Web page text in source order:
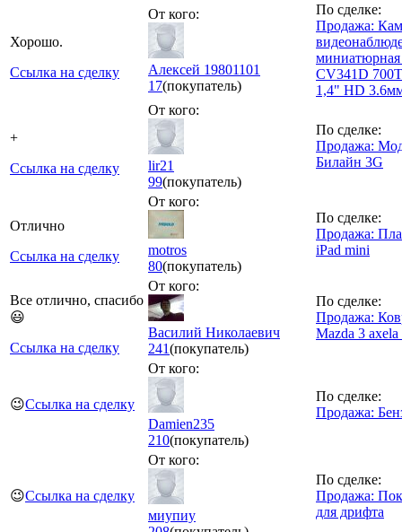
Хорошо.
Ссылка на сделку
От кого:
Алексей 19801101
17(покупатель)
По сделке:
Продажа:
миниатюрная
CV341D
1,4" HD
+
Ссылка на сделку
От кого:
lir21
99(покупатель)
По сделке:
Продажа:
Билайн 3G
Отлично
Ссылка на сделку
От кого:
motros
80(покупатель)
По сделке:
Продажа:
iPad mini
Все отлично, спасибо
😃
Ссылка на сделку
От кого:
Василий Николаевич
241(покупатель)
По сделке:
Продажа:
Mazda 3 axela
😉Ссылка на сделку
От кого:
Damien235
210(покупатель)
По сделке:
Продажа:
😉Ссылка на сделку
От кого:
миупиу
По сделке:
Продажа:
для дрифта